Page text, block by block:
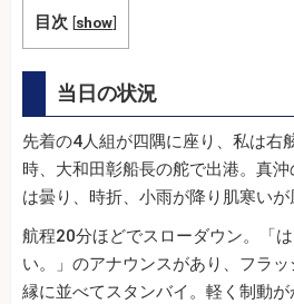
目次 [show]
当日の状況
先着の4人組が四隅に座り、私は右
時、大和田彰船長の舵で出港。真
は曇り、時折、小雨が降り肌寒いが
航程20分ほどでスローダウン。「
い。」のアナウンスがあり、フラ
縁に並べてスタンバイ。軽く制動